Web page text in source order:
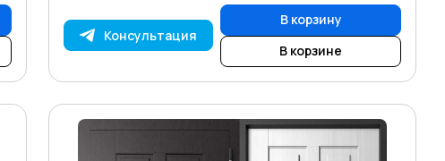
Консультация
В корзину
В корзине